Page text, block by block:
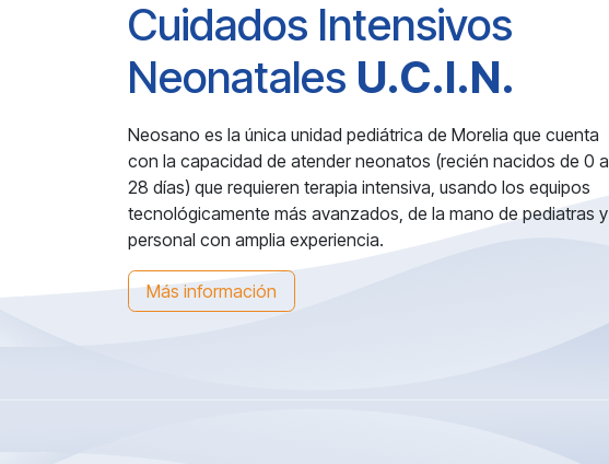
Cuidados Intensivos
Neonatales U.C.I.N.
Neosano es la única unidad pediátrica de Morelia que cuenta
con la capacidad de atender neonatos (recién nacidos de 0 a
28 días) que requieren terapia intensiva, usando los equipos
tecnológicamente más avanzados, de la mano de pediatras y
personal con amplia experiencia.
Más información